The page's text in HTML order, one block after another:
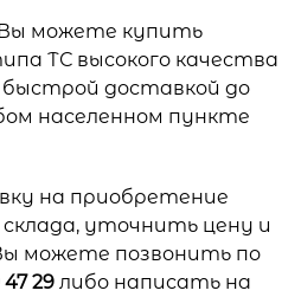
можете купить
ТС высокого качества
быстрой доставкой до
населенном пункте
на приобретение
уточнить цену и
можете позвонить по
47 29 либо написать на